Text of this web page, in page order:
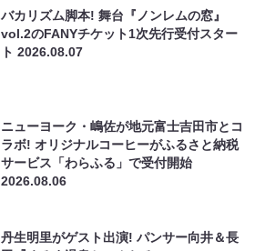
バカリズム脚本! 舞台『ノンレムの窓』
vol.2のFANYチケット1次先行受付スター
ト2026.08.07
ニューヨーク・嶋佐が地元富士吉田市とコ
ラボ! オリジナルコーヒーがふるさと納税
サービス「わらふる」で受付開始
2026.08.06
丹生明里がゲスト出演! パンサー向井＆長